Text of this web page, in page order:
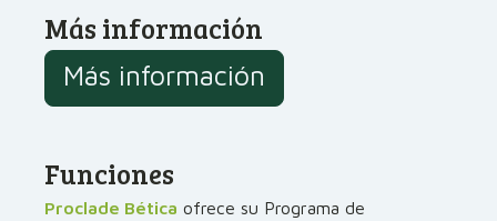
Más información
Más información
Funciones
Proclade Bética ofrece su Programa de